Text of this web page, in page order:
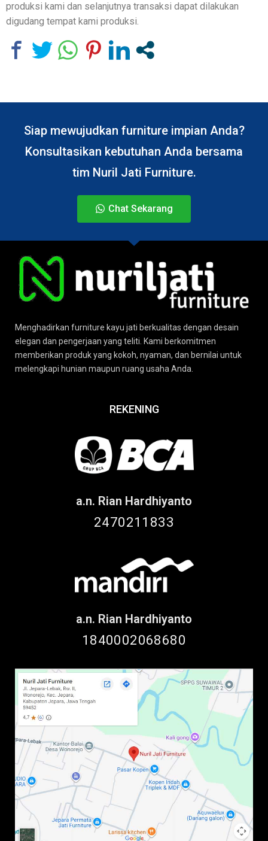
produksi kami dan selanjutnya transaksi dapat dilakukan
digudang tempat kami produksi.
Siap mewujudkan furniture impian Anda?
Konsultasikan kebutuhan Anda bersama
tim Nuril Jati Furniture.
Chat Sekarang
Menghadirkan furniture kayu jati berkualitas dengan desain
elegan dan pengerjaan yang teliti. Kami berkomitmen
memberikan produk yang kokoh, nyaman, dan bernilai untuk
melengkapi hunian maupun ruang usaha Anda.
REKENING
a.n. Rian Hardhiyanto
2470211833
a.n. Rian Hardhiyanto
1840002068680